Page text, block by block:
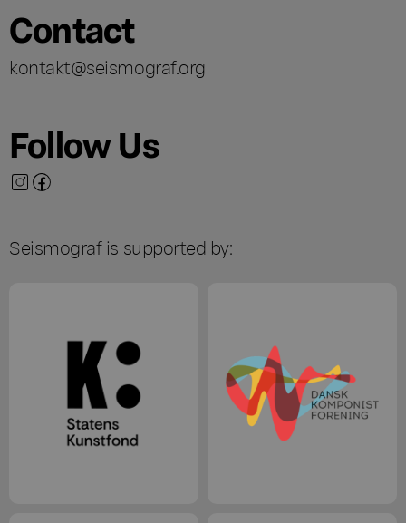
Contact
kontakt@seismograf.org
Follow Us
Seismograf is supported by: